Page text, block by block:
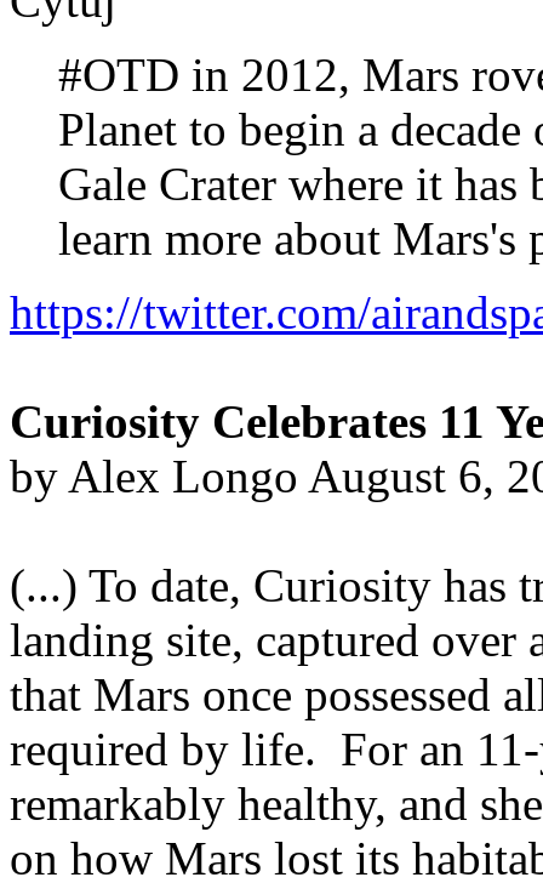
#OTD in 2012, Mars
Planet to begin a
Gale Crater where it has
learn more about Mars's
https://twitter.com/
Curiosity Celebrates 11
by Alex Longo August 6,
(...) To date, Curiosity has
landing site, captured over
that Mars once possessed
required by life. For an
remarkably healthy, and
on how Mars lost its